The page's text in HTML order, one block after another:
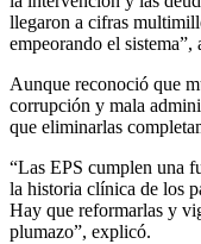
llegaron a cifras
empeorando el sistema”,
Aunque reconoció que
corrupción y mala
que eliminarlas
“Las EPS cumplen una
la historia clínica de los
Hay que reformarlas y
plumazo”, explicó.